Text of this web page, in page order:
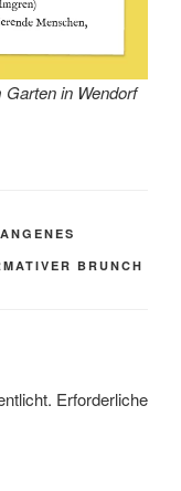
in Wendorf
BRUNCH
Erforderliche